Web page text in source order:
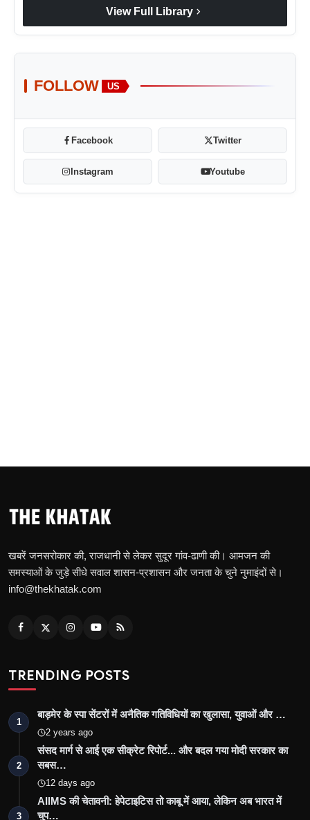
View Full Library chevron_right
FOLLOW US
Facebook Twitter
Instagram Youtube
खबरें जनसरोकार की, राजधानी से लेकर सुदूर गांव-ढाणी की। आमजन की
समस्याओं के जुड़े सीधे सवाल शासन-प्रशासन और जनता के चुने नुमाइंदों से।
info@thekhatak.com
TRENDING POSTS
1
बाड़मेर के स्पा सेंटरों में अनैतिक गतिविधियों का खुलासा, युवाओं और …
2 years ago
2
संसद मार्ग से आई एक सीक्रेट रिपोर्ट... और बदल गया मोदी सरकार का
सबस…
12 days ago
3
AIIMS की चेतावनी: हेपेटाइटिस तो काबू में आया, लेकिन अब भारत में
चुप…